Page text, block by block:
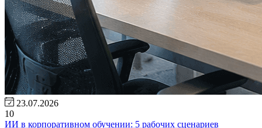
23.07.2026
10
ИИ в корпоративном обучении: 5 рабочих сценариев